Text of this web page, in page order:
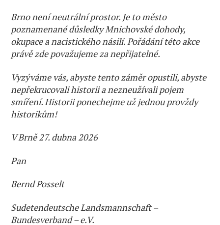
Brno není neutrální prostor. Je to město
poznamenané důsledky Mnichovské dohody,
okupace a nacistického násilí. Pořádání této akce
právě zde považujeme za nepřijatelné.
Vyzýváme vás, abyste tento záměr opustili, abyste
nepřekrucovali historii a nezneužívali pojem
smíření. Historii ponechejme už jednou provždy
historikům!
V Brně 27. dubna 2026
Pan
Bernd Posselt
Sudetendeutsche Landsmannschaft –
Bundesverband – e.V.